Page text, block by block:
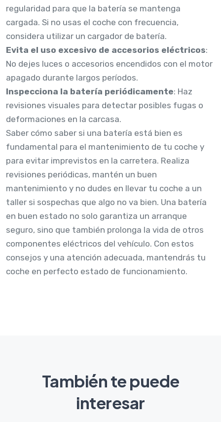
regularidad para que la batería se mantenga
cargada. Si no usas el coche con frecuencia,
considera utilizar un cargador de batería.
Evita el uso excesivo de accesorios eléctricos:
No dejes luces o accesorios encendidos con el motor
apagado durante largos períodos.
Inspecciona la batería periódicamente: Haz
revisiones visuales para detectar posibles fugas o
deformaciones en la carcasa.
Saber cómo saber si una batería está bien es
fundamental para el mantenimiento de tu coche y
para evitar imprevistos en la carretera. Realiza
revisiones periódicas, mantén un buen
mantenimiento y no dudes en llevar tu coche a un
taller si sospechas que algo no va bien. Una batería
en buen estado no solo garantiza un arranque
seguro, sino que también prolonga la vida de otros
componentes eléctricos del vehículo. Con estos
consejos y una atención adecuada, mantendrás tu
coche en perfecto estado de funcionamiento.
También te puede
interesar